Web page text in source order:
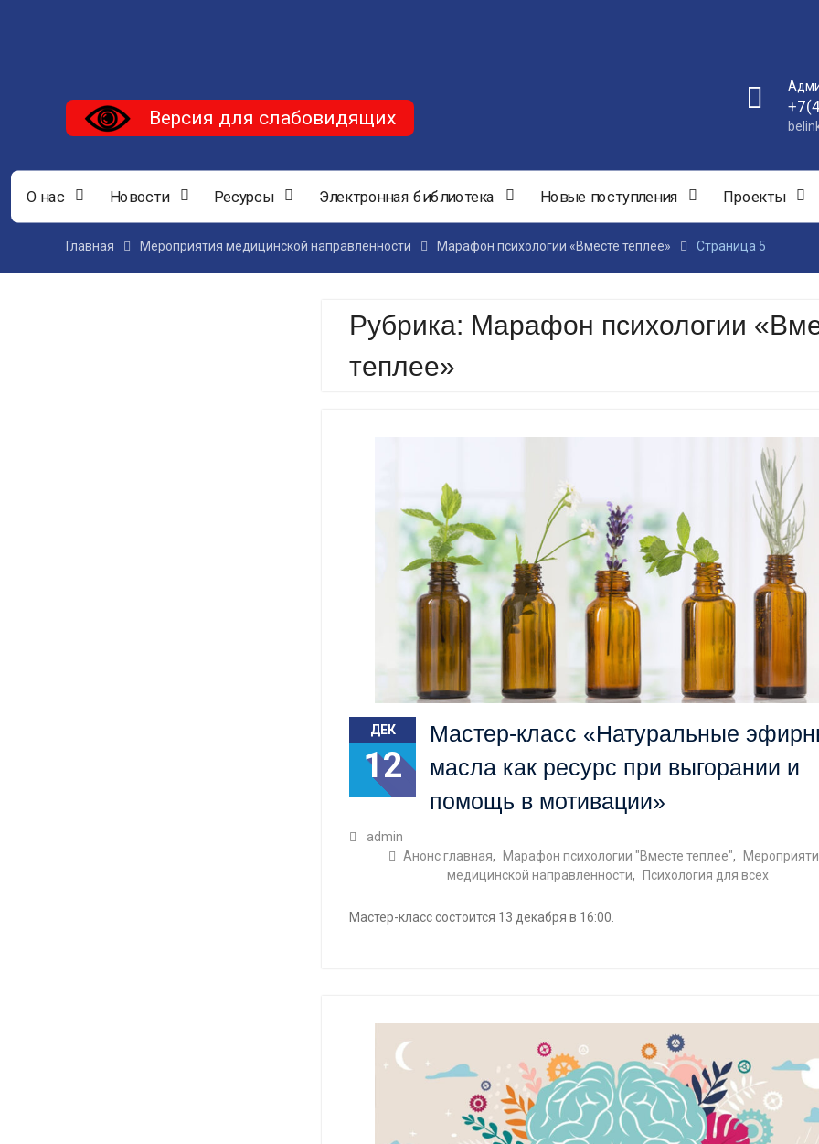
Версия для слабовидящих
О нас Новости Ресурсы Электронная библиотека Новые поступления Проекты
Главная Мероприятия медицинской направленности Марафон психологии «Вместе теплее» Страница 5
Рубрика: Марафон психологии
теплее»
ДЕК
12
Мастер-класс «Натуральные
масла как ресурс при выгорании и
помощь в мотивации»
admin
Анонс главная, Марафон психологии "Вместе теплее",
медицинской направленности, Психология для всех
Мастер-класс состоится 13 декабря в 16:00.